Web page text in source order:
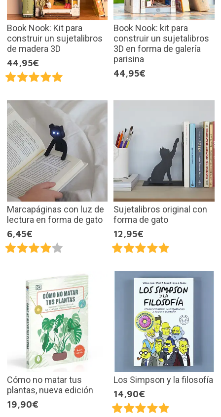
Book Nook: Kit para
construir un sujetalibros
de madera 3D
44,95€
Book Nook: kit para
construir un sujetalibros
3D en forma de galería
parisina
44,95€
Marcapáginas con luz de
lectura en forma de gato
6,45€
Sujetalibros original con
forma de gato
12,95€
Cómo no matar tus
plantas, nueva edición
19,90€
Los Simpson y la filosofía
14,90€